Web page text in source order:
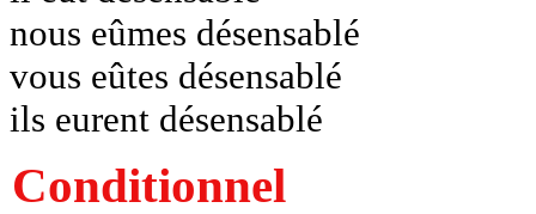
nous eûmes désensablé
vous eûtes désensablé
ils eurent désensablé
Conditionnel